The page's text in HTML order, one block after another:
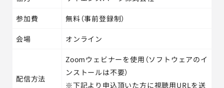
参加費 無料（事前登録制）
会場 オンライン
配信方法
Zoomウェビナーを使用（ソフトウェアのイ
ンストールは不要）
※下記より申込頂いた方に視聴用URLを送